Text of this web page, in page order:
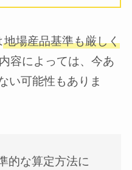
地場産品基準も厳しく
容によっては、今あ
い可能性もありま
的な算定方法に